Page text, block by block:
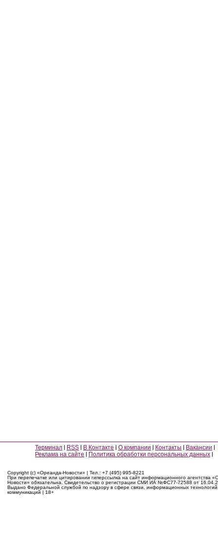
Терминал RSS В Контакте О компании Контакты
Вакансии
Реклама на сайте
Политика обработки персональных данных
Copyright (c) «Ореанда-Новости» | Тел.: +7 (495) 995-8221
При перепечатке или цитировании гиперссылка на сайт информационного агентства
Новости» обязательна. Свидетельство о регистрации СМИ ИА №ФС77-72588 от
Выдано Федеральной службой по надзору в сфере связи, информационных
коммуникаций | 18+